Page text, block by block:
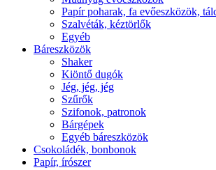
Papír poharak, fa evőeszközök,
Szalvéták, kéztörlők
Egyéb
Báreszközök
Shaker
Kiöntő dugók
Jég, jég, jég
Szűrők
Szifonok, patronok
Bárgépek
Egyéb báreszközök
Csokoládék, bonbonok
Papír, írószer